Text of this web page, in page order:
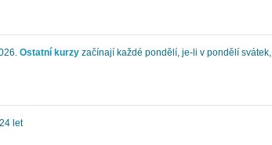
Ostatní kurzyzačínají každé pondělí, je-li v pondělí svátek,
let